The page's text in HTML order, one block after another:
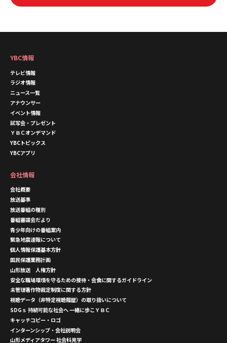
YBC情報
テレビ情報
ラジオ情報
ニュース一覧
アナウンサー
イベント情報
試写会・プレゼント
ＹＢＣオンデマンド
YBCトピックス
YBCアプリ
会社情報
会社概要
放送基準
放送番組の種別
番組審議会だより
青少年向けの番組案内
緊急地震速報について
個人情報保護基本方針
国民保護業務計画
山形放送 人権方針
安全な職場環境を守るための接待・会食に関するガイドライン
未管理著作物裁定制度に関する方針
視聴データ（非特定視聴履歴）の取り扱いについて
SDGｓ 持続可能な社会へ 一緒に歩こＹＢＣ
キャッチコピー・ロゴ
インターンシップ・会社説明会
山形メディアタワー 社会科見学